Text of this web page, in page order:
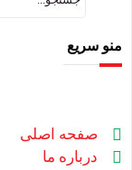
منو سریع
صفحه اصلی
درباره ما